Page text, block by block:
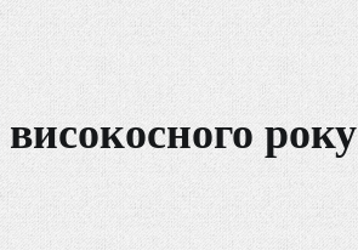
високосного року